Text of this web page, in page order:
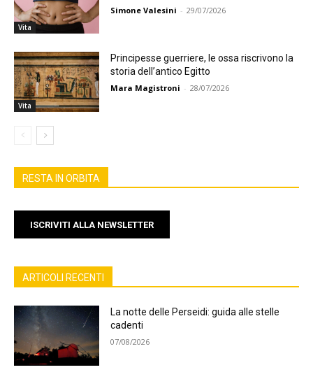
Vita
Simone Valesini - 29/07/2026
Vita
Principesse guerriere, le ossa riscrivono la
storia dell’antico Egitto
Mara Magistroni - 28/07/2026
RESTA IN ORBITA
ISCRIVITI ALLA NEWSLETTER
ARTICOLI RECENTI
La notte delle Perseidi: guida alle stelle
cadenti
07/08/2026